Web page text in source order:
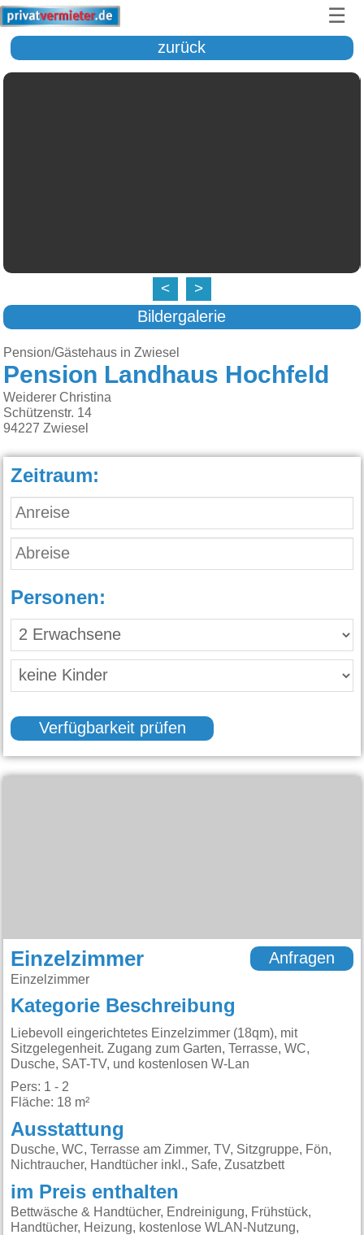
☰
zurück
< >
Bildergalerie
Pension/Gästehaus in Zwiesel
Pension Landhaus Hochfeld
Weiderer Christina
Schützenstr. 14
94227 Zwiesel
Zeitraum:
Personen:
Verfügbarkeit prüfen
Einzelzimmer
Einzelzimmer
Anfragen
Kategorie Beschreibung
Liebevoll eingerichtetes Einzelzimmer (18qm), mit
Sitzgelegenheit. Zugang zum Garten, Terrasse, WC,
Dusche, SAT-TV, und kostenlosen W-Lan
Pers: 1 - 2
Fläche: 18 m²
Ausstattung
Dusche, WC, Terrasse am Zimmer, TV, Sitzgruppe, Fön,
Nichtraucher, Handtücher inkl., Safe, Zusatzbett
im Preis enthalten
Bettwäsche & Handtücher, Endreinigung, Frühstück,
Handtücher, Heizung, kostenlose WLAN-Nutzung,